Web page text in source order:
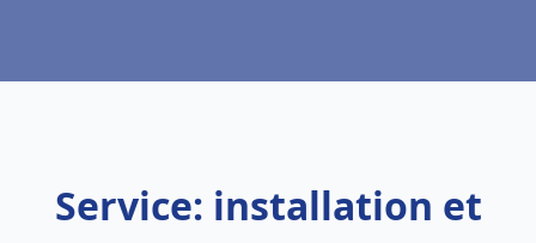
Service: installation et